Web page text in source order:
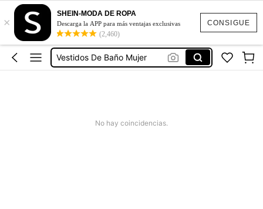
CONSIGUE
×
SHEIN-MODA DE ROPA
Descarga la APP para más ventajas exclusivas
(2,460)
Ropa Deportiva De Mujer
Vestidos
Vestidos De Baño Mujer
No hay coincidencias.